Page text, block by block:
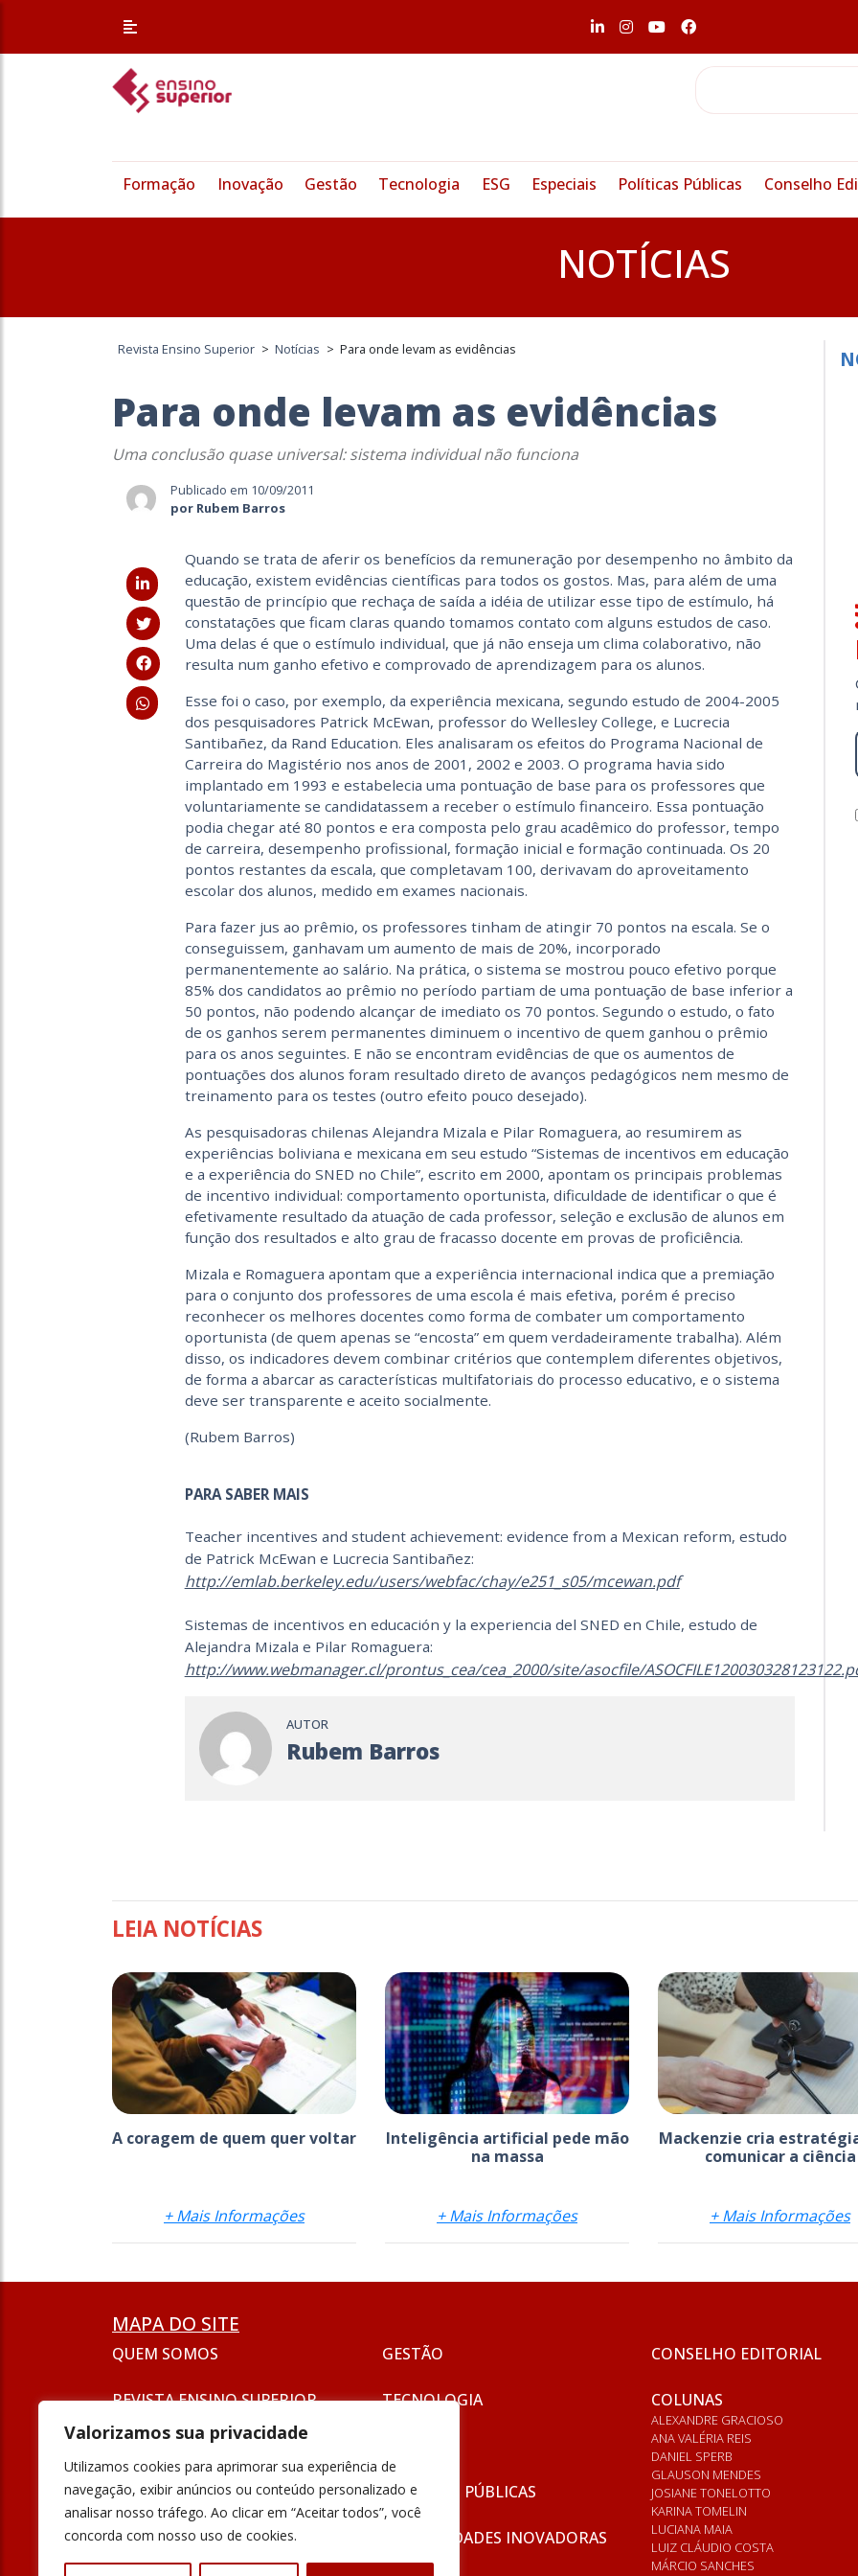
Valorizamos sua privacidade
Utilizamos cookies para aprimorar sua experiência de
navegação, exibir anúncios ou conteúdo personalizado e
analisar nosso tráfego. Ao clicar em “Aceitar todos”, você
concorda com nosso uso de cookies.
Formação Inovação Gestão Tecnologia ESG Especiais Políticas Públicas Conselho
NOTÍCIAS
Revista Ensino Superior > Notícias > Para onde levam as evidências
Para onde levam as evidências
Uma conclusão quase universal: sistema individual não funciona
Publicado em 10/09/2011
por Rubem Barros
Quando se trata de aferir os benefícios da remuneração por desempenho no âmbito da
educação, existem evidências científicas para todos os gostos. Mas, para além de uma
questão de princípio que rechaça de saída a idéia de utilizar esse tipo de estímulo, há
constatações que ficam claras quando tomamos contato com alguns estudos de caso.
Uma delas é que o estímulo individual, que já não enseja um clima colaborativo, não
resulta num ganho efetivo e comprovado de aprendizagem para os alunos.
Esse foi o caso, por exemplo, da experiência mexicana, segundo estudo de 2004-2005
dos pesquisadores Patrick McEwan, professor do Wellesley College, e Lucrecia
Santibañez, da Rand Education. Eles analisaram os efeitos do Programa Nacional de
Carreira do Magistério nos anos de 2001, 2002 e 2003. O programa havia sido
implantado em 1993 e estabelecia uma pontuação de base para os professores que
voluntariamente se candidatassem a receber o estímulo financeiro. Essa pontuação
podia chegar até 80 pontos e era composta pelo grau acadêmico do professor, tempo
de carreira, desempenho profissional, formação inicial e formação continua­da. Os 20
pontos restantes da escala, que completavam 100, derivavam do aproveitamento
escolar dos alunos, medido em exames nacionais.
Para fazer jus ao prêmio, os professores tinham de atingir 70 pontos na escala. Se o
conseguissem, ganhavam um aumento de mais de 20%, incorporado
permanentemente ao salário. Na prática, o sistema se mostrou pouco efetivo porque
85% dos candidatos ao prêmio no período partiam de uma pontuação de base inferior a
50 pontos, não podendo alcançar de imediato os 70 pontos. Segundo o estudo, o fato
de os ganhos serem permanentes diminuem o incentivo de quem ganhou o prêmio
para os anos seguintes. E não se encontram evidências de que os aumentos de
pontuações dos alunos foram resultado direto de avanços pedagógicos nem mesmo de
treinamento para os testes (outro efeito pouco desejado).
As pesquisadoras chilenas Alejandra Mizala e Pilar Romaguera, ao resumirem as
experiências boliviana e mexicana em seu estudo “Sistemas de incentivos em educação
e a experiência do SNED no Chile”, escrito em 2000, apontam os principais problemas
de incentivo individual: comportamento oportunista, dificuldade de identificar o que é
efetivamente resultado da atuação de cada professor, seleção e exclusão de alunos em
função dos resultados e alto grau de fracasso docente em provas de proficiência.
Mizala e Romaguera apontam que a experiência internacional indica que a premiação
para o conjunto dos professores de uma escola é mais efetiva, porém é preciso
reconhecer os melhores docentes como forma de combater um comportamento
oportunista (de quem apenas se “encosta” em quem verdadeiramente trabalha). Além
disso, os indicadores devem combinar critérios que contemplem diferentes objetivos,
de forma a abarcar as características multifatoriais do processo educativo, e o sistema
deve ser transparente e aceito socialmente.
(Rubem Barros)
PARA SABER MAIS
Teacher incentives and student achievement: evidence from a Mexican reform, estudo
de Patrick McEwan e Lucrecia Santibañez:
http://emlab.berkeley.edu/users/webfac/chay/e251_s05/mcewan.pdf
Sistemas de incentivos en educación y la experiencia del SNED en Chile, estudo de
Alejandra Mizala e Pilar Romaguera:
http://www.webmanager.cl/prontus_cea/cea_2000/site/asocfile/
AUTOR
Rubem Barros
LEIA NOTÍCIAS
A coragem de quem quer voltar
+ Mais Informações
Inteligência artificial pede mão
na massa
+ Mais Informações
Mackenzie cria
comunicar a ciência
+ Mais Informações
MAPA DO SITE
QUEM SOMOS
REVISTA ENSINO SUPERIOR
SEJA UM ANUNCIANTE
FORMAÇÃO
INOVAÇÃO
GESTÃO
TECNOLOGIA
POLÍTICAS PÚBLICAS
UNIVERSIDADES INOVADORAS
CONSELHO EDITORIAL
COLUNAS
ALEXANDRE GRACIOSO
ANA VALÉRIA REIS
DANIEL SPERB
GLAUSON MENDES
JOSIANE TONELOTTO
KARINA TOMELIN
LUCIANA MAIA
LUIZ CLÁUDIO COSTA
MÁRCIO SANCHES